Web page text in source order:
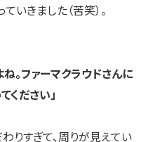
いきました（苦笑）。
。ファーマクラウドさんに
ください」
りすぎて、周りが見えてい